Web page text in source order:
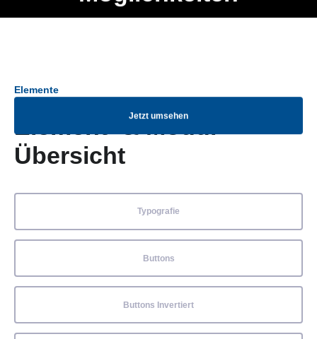
Jetzt umsehen
Elemente
Element- & Modul-
Übersicht
Typografie
Buttons
Buttons Invertiert